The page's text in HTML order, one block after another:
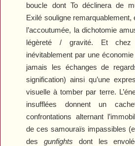
boucle dont To déclinera de
Exilé souligne remarquablement,
l’accoutumée, la dichotomie
légèreté / gravité. Et
inévitablement par une
jamais les échanges de
signification) ainsi qu’une
visuelle à tomber par terre.
insufflées donnent un
confrontations alternant
de ces samouraïs impassibles
desgunfights dont les